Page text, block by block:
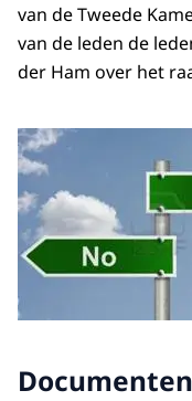
van de Tweede
van de leden de
der Ham over het
Documenten